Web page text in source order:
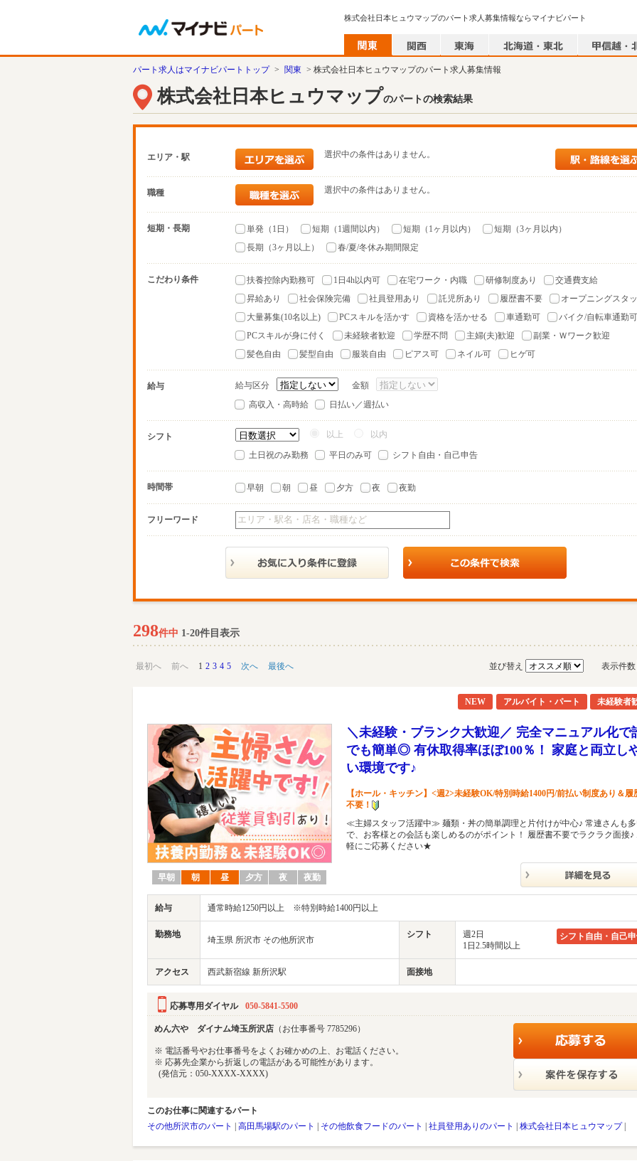
株式会社日本ヒュウマップのパート求人募集情報ならマイナビパート
パート求人はマイナビパートトップ > 関東 > 株式会社日本ヒュウマップのパート求人募集情報
株式会社日本ヒュウマップのパートの検索結果
エリア・駅 選択中の条件はありません。
職種 選択中の条件はありません。
短期・長期 単発（1日） 短期（1週間以内） 短期（1ヶ月以内）
短期（3ヶ月以内）
長期（3ヶ月以上）
春/夏/冬休み期間限定
こだわり条件 扶養控除内勤務可 1日4h以内可 在宅ワーク・内職 研修制度あり
交通費支給
昇給あり
社会保険完備 社員登用あり 託児所あり 履歴書不要
オープニングスタ
大量募集(10名以上)
PCスキルを活かす 資格を活かせる 車通勤可
バイク/自転車通勤可
PCスキルが身に付く
未経験者歓迎 学歴不問 主婦(夫)歓迎
副業・Ｗワーク歓迎
髪色自由
髪型自由 服装自由 ピアス可 ネイル可 ヒゲ可
給与 給与区分
金額
高収入・高時給
日払い／週払い
シフト 以上 以内
土日祝のみ勤務 平日のみ可 シフト自由・自己申告
時間帯 早朝 朝 昼 夕方 夜 夜勤
フリーワード
298件中 1-20件目表示
最初へ 前へ 1 2 3 4 5 次へ 最後へ 並び替え 表示件数
NEW アルバイト・パート 未経験者
早朝 朝 昼 夕方 夜 夜勤
＼未経験・ブランク大歓迎／ 完全マニュアル化で
でも簡単◎ 有休取得率ほぼ100％！ 家庭と両立し
い環境です♪
【ホール・キッチン】<週2>未経験OK/特別時給1400円/前払い制度あり＆履
不要！
≪主婦スタッフ活躍中≫ 麺類・丼の簡単調理と片付けが中心♪ 常連さんも
で、お客様との会話も楽しめるのがポイント！ 履歴書不要でラクラク面接♪
軽にご応募ください★
給与 通常時給1250円以上 ※特別時給1400円以上
勤務地
埼玉県 所沢市 その他所沢市
シフト
週2日
1日2.5時間以上
シフト自由・自己
アクセス 西武新宿線 新所沢駅 面接地
応募専用ダイヤル 050-5841-5500
めん六や ダイナム埼玉所沢店 （お仕事番号 7785296）
※ 電話番号やお仕事番号をよくお確かめの上、お電話ください。
※ 応募先企業から折返しの電話がある可能性があります。
(発信元：050-XXXX-XXXX)
このお仕事に関連するパート
その他所沢市のパート
高田馬場駅のパート その他飲食フードのパート 社員登用ありのパート 株式会社日本ヒュウマップ|